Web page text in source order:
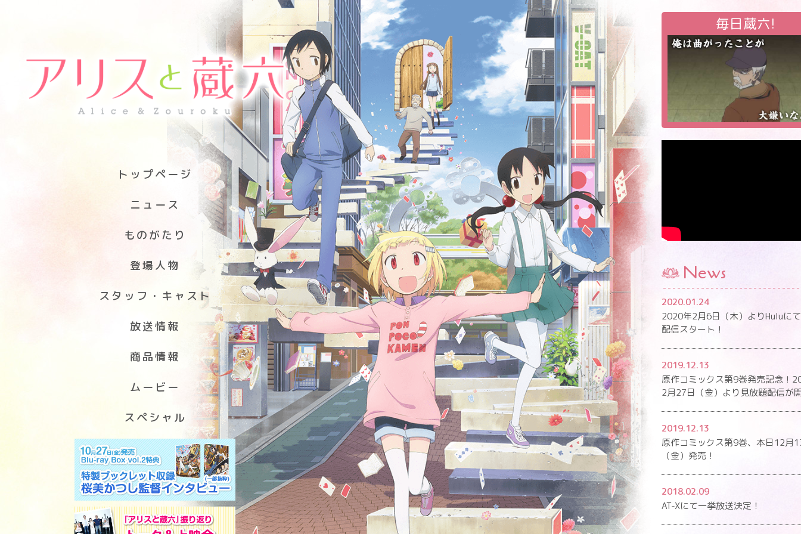
トップページ
ニュース
ものがたり
登場人物
スタッフ・キャスト
放送情報
商品情報
ムービー
スペシャル
毎日蔵六!
News
2020.01.24
2020年2月6日（木）よりHuluに
配信スタート！
2019.12.13
原作コミックス第9巻発売記念！
2月27日（金）より見放題配信が
2019.12.13
原作コミックス第9巻、本日12月
（金）発売！
2018.02.09
AT-Xにて一挙放送決定！